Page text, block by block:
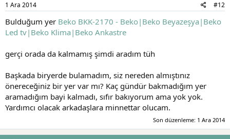
1 Ara 2014 #12
Bulduğum yer Beko BKK-2170 - Beko|Beko Beyazeşya|Beko
Led tv|Beko Klima|Beko Ankastre
gerçi orada da kalmamış şimdi aradım tüh
Başkada biryerde bulamadım, siz nereden almıştınız
önereceğiniz bir yer var mı? Kaç gündür bakmadığım yer
aramadığım bayi kalmadı, sıfır bakıyorum ama yok yok.
Yardımcı olacak arkadaşlara minnettar olucam.
Son düzenleme: 1 Ara 2014